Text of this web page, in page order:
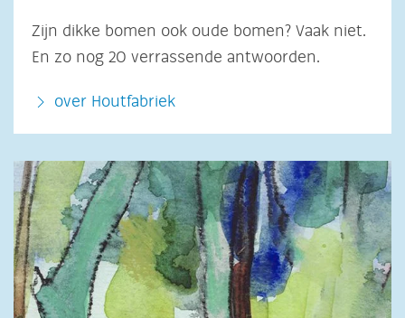
Zijn dikke bomen ook oude bomen? Vaak niet.
En zo nog 20 verrassende antwoorden.
over Houtfabriek